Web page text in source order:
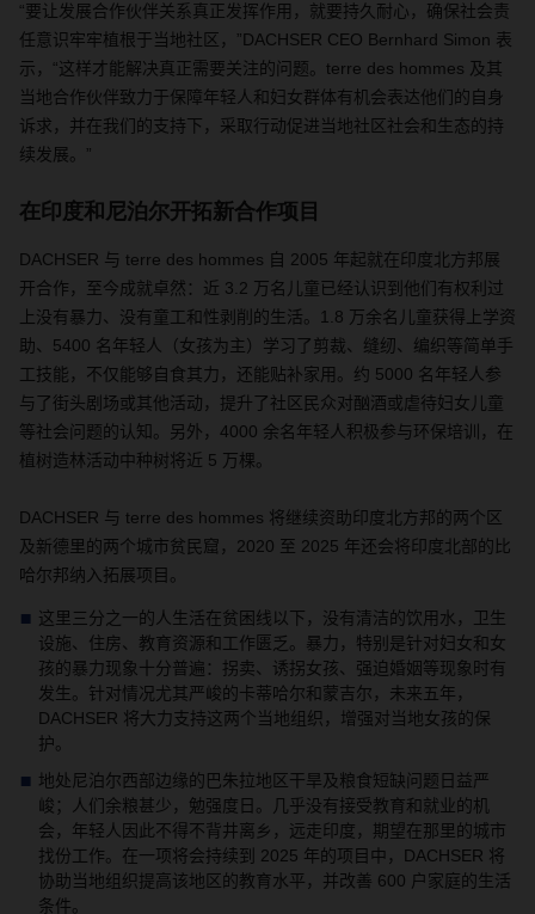
“要让发展合作伙伴关系真正发挥作用，就要持久耐心，确保社会责
任意识牢牢植根于当地社区，”DACHSER CEO Bernhard Simon 表
示，“这样才能解决真正需要关注的问题。 terre des hommes 及其
当地合作伙伴致力于保障年轻人和妇女群体有机会表达他们的自身
诉求，并在我们的支持下，采取行动促进当地社区社会和生态的持
续发展。”
在印度和尼泊尔开拓新合作项目
DACHSER 与 terre des hommes 自 2005 年起就在印度北方邦展
开合作，至今成就卓然：近 3.2 万名儿童已经认识到他们有权利过
上没有暴力、没有童工和性剥削的生活。
1.8 万余名儿童获得上学资
助、 5400 名年轻人（女孩为主）学习了剪裁、缝纫、编织等简单手
工技能，不仅能够自食其力，还能贴补家用。约 5000 名年轻人参
与了街头剧场或其他活动，提升了社区民众对酗酒或虐待妇女儿童
等社会问题的认知。另外， 4000 余名年轻人积极参与环保培训，在
植树造林活动中种树将近 5 万棵。
DACHSER 与 terre des hommes 将继续资助印度北方邦的两个区
及新德里的两个城市贫民窟， 2020 至 2025 年还会将印度北部的比
哈尔邦纳入拓展项目。
这里三分之一的人生活在贫困线以下，没有清洁的饮用水，卫生
设施、住房、教育资源和工作匮乏。暴力，特别是针对妇女和女
孩的暴力现象十分普遍：拐卖、诱拐女孩、强迫婚姻等现象时有
发生。针对情况尤其严峻的卡蒂哈尔和蒙吉尔，未来五年，
DACHSER 将大力支持这两个当地组织，增强对当地女孩的保
护。
地处尼泊尔西部边缘的巴朱拉地区干旱及粮食短缺问题日益严
峻；人们余粮甚少，勉强度日。几乎没有接受教育和就业的机
会，年轻人因此不得不背井离乡，远走印度，期望在那里的城市
找份工作。在一项将会持续到
2025 年的项目中， DACHSER 将
协助当地组织提高该地区的教育水平，并改善 600 户家庭的生活
条件。